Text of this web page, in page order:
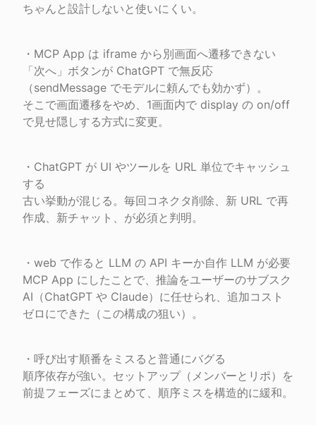
ちゃんと設計しないと使いにくい。
・MCP App は iframe から別画面へ遷移できない
「次へ」ボタンが ChatGPT で無反応
（sendMessage でモデルに頼んでも効かず）。
そこで画面遷移をやめ、1画面内で display の on/off
で見せ隠しする方式に変更。
・ChatGPT が UI やツールを URL 単位でキャッシュ
する
古い挙動が混じる。毎回コネクタ削除、新 URL で再
作成、新チャット、が必須と判明。
・web で作ると LLM の API キーか自作 LLM が必要
MCP App にしたことで、推論をユーザーのサブスク
AI（ChatGPT や Claude）に任せられ、追加コスト
ゼロにできた（この構成の狙い）。
・呼び出す順番をミスると普通にバグる
順序依存が強い。セットアップ（メンバーとリポ）を
前提フェーズにまとめて、順序ミスを構造的に緩和。